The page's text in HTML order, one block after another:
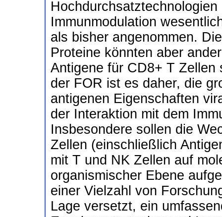
Immunmodulation
als bisher angenommen.
Proteine könnten aber
Antigene für CD8+ T Zellen
der FOR ist es daher, die
antigenen Eigenschaften
der Interaktion mit dem
Insbesondere sollen die
Zellen (einschließlich
mit T und NK Zellen auf
organismischer Ebene
einer Vielzahl von
Lage versetzt, ein